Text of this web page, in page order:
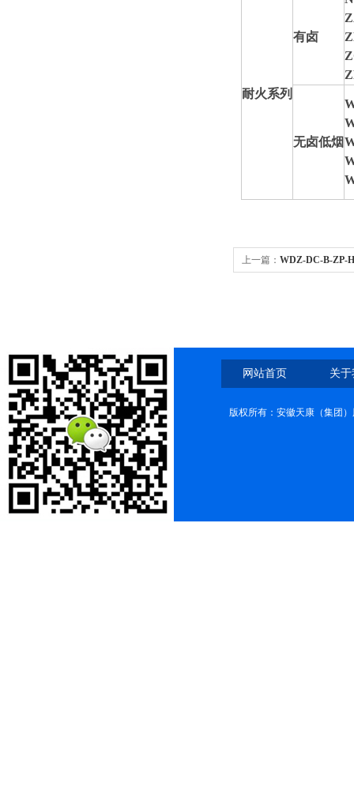
耐火系列
有卤
无卤低烟
上一篇： WDZ-DC-B-ZP-
网站首页 关
版权所有：安徽天康（集团